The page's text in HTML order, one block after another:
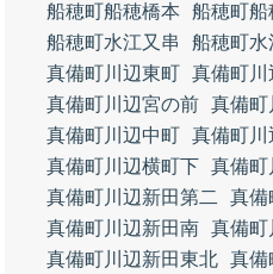
船穂町船穂橋本
船穂町船
船穂町水江又串
船穂町水
真備町川辺東町 真備町川
真備町川辺宮の前 真備町
真備町川辺中町 真備町川
真備町川辺横町下 真備町
真備町川辺新田第二
真備
真備町川辺新田南 真備町
真備町川辺新田東北 真備